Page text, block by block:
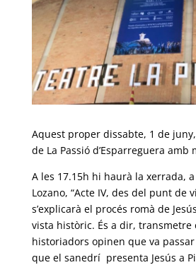
Aquest proper dissabte, 1 de
de La Passió d’Esparreguera amb
A les 17.15h hi haurà la xerrada,
Lozano, “Acte IV, des del punt de
s’explicarà el procés romà de
vista històric. És a dir, transmetre
historiadors opinen que va
que el sanedrí presenta Jesús a